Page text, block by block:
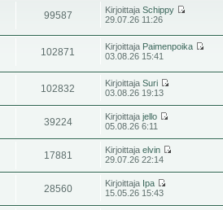
99587 KirjoittajaSchippy
29.07.26 11:26
102871 Kirjoittaja Paimenpoika
03.08.26 15:41
102832 KirjoittajaSuri
03.08.26 19:13
39224 Kirjoittajajello
05.08.26 6:11
17881 Kirjoittajaelvin
29.07.26 22:14
28560 Kirjoittaja Ipa
15.05.26 15:43